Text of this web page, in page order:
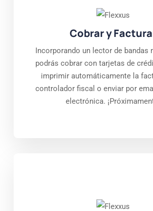
Cobrar y
Incorporando un lector de bandas
podrás cobrar con tarjetas de
imprimir automáticamente la
controlador fiscal o enviar por
electrónica.